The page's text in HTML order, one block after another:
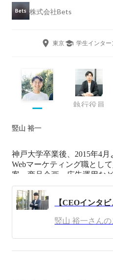
株式会社Bets
東京 学生インター
執行役員
竪山 裕一
神戸大学卒業後、2015年4月
Webマーケティング職とし
案、商品企画、広告運用など
2018年3月にBetsを創業し
を展開。
竪山 裕一さん